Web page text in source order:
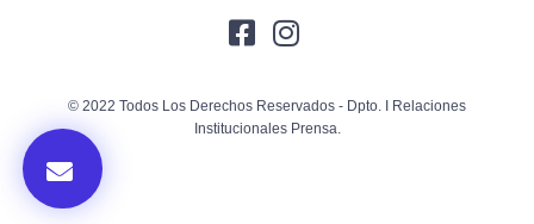
© 2022 Todos Los Derechos Reservados - Dpto. I Relaciones
Institucionales Prensa.